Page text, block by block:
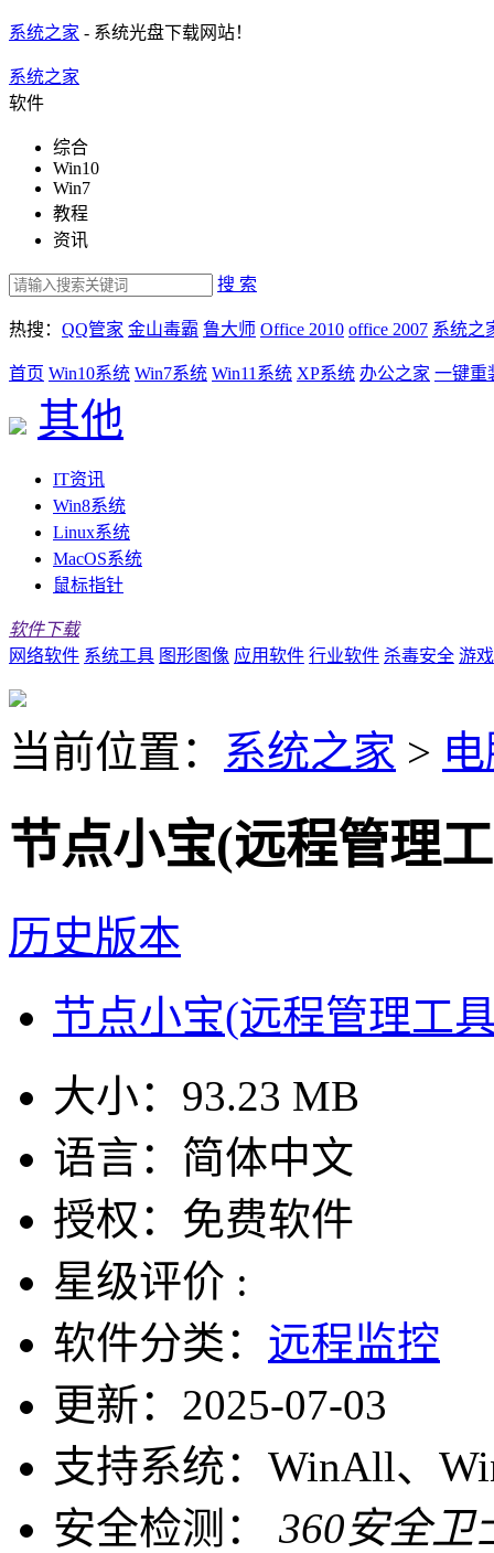
系统之家 - 系统光盘下载网站！
系统之家
软件
综合
Win10
Win7
教程
资讯
搜 索
热搜： QQ管家 金山毒霸 鲁大师 Office 2010 office 2007 系统之
首页 Win10系统 Win7系统 Win11系统 XP系统 办公之家 一键重
其他
IT资讯
Win8系统
Linux系统
MacOS系统
鼠标指针
软件下载
网络软件 系统工具 图形图像 应用软件 行业软件 杀毒安全 游
当前位置： 系统之家 >
节点小宝(远程管理
历史版本
节点小宝(远程管理工
大小： 93.23 MB
语言： 简体中文
授权： 免费软件
星级评价 :
软件分类： 远程监控
更新： 2025-07-03
支持系统： WinAll、
安全检测：
360安全卫